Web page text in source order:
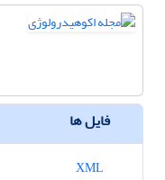
فایل ها